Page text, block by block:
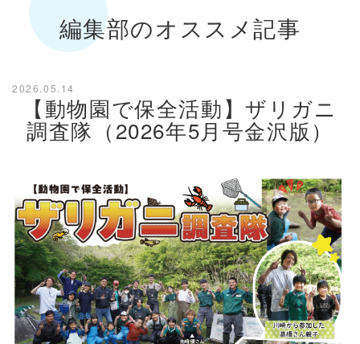
編集部のオススメ記事
2026.05.14
【動物園で保全活動】ザリガニ
調査隊（2026年5月号金沢版）